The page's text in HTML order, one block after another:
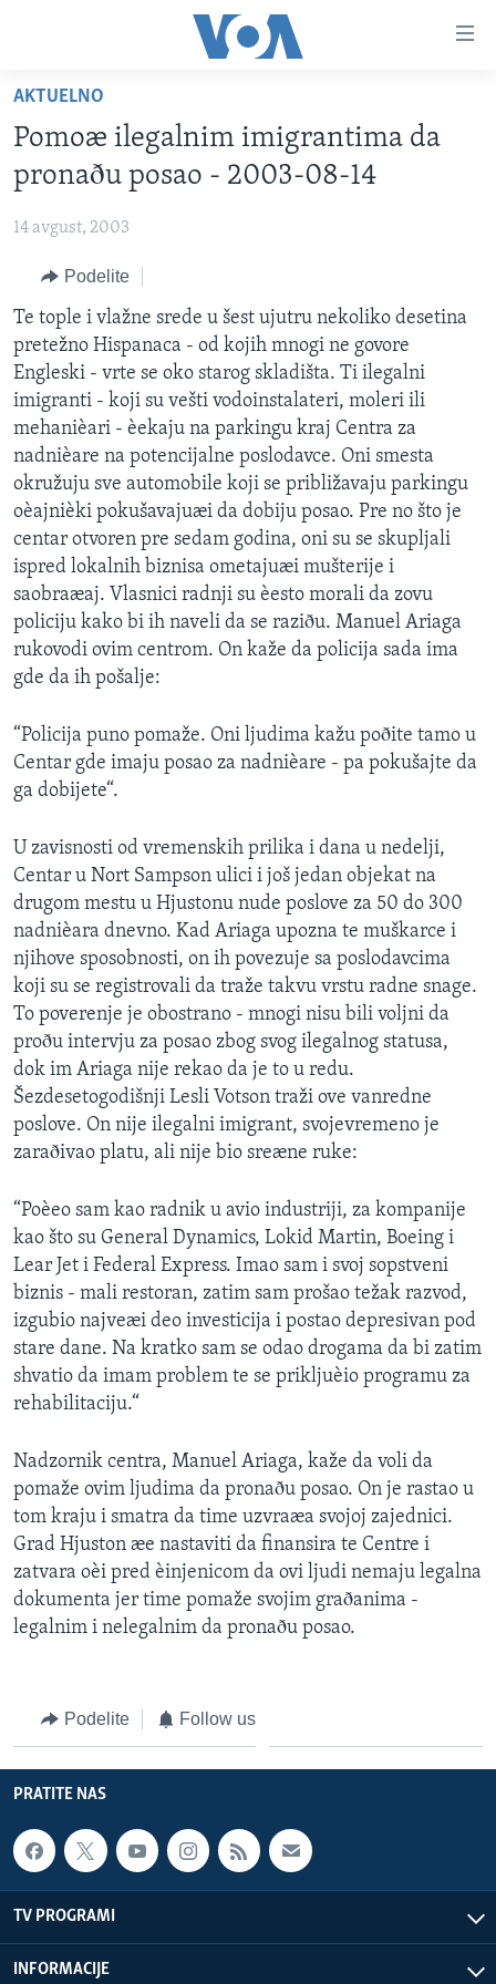
glavni
sadržaj
na
glavnu
navigaciju
pretragu
BALKAN
GLOBALNE TEME
EKONOMIJA
NAUKA I TEHNOLOGIJA
MEDICINA
KULTURA
DRUŠTVO
SPORT
INTERVJU
TV PROGRAM
OTVORENI STUDIO
IZ AMERIKE
PRATITE NAS
Jezici
AKTUELNO
Pomoæ ilegalnim imigrantima da
pronaðu posao - 2003-08-14
14 avgust, 2003
Podelite
Te tople i vlažne srede u šest ujutru nekoliko desetina
pretežno Hispanaca - od kojih mnogi ne govore
Engleski - vrte se oko starog skladišta. Ti ilegalni
imigranti - koji su vešti vodoinstalateri, moleri ili
mehanièari - èekaju na parkingu kraj Centra za
nadnièare na potencijalne poslodavce. Oni smesta
okružuju sve automobile koji se približavaju parkingu
oèajnièki pokušavajuæi da dobiju posao. Pre no što je
centar otvoren pre sedam godina, oni su se skupljali
ispred lokalnih biznisa ometajuæi mušterije i
saobraæaj. Vlasnici radnji su èesto morali da zovu
policiju kako bi ih naveli da se raziðu. Manuel Ariaga
rukovodi ovim centrom. On kaže da policija sada ima
gde da ih pošalje:
“Policija puno pomaže. Oni ljudima kažu poðite tamo u
Centar gde imaju posao za nadnièare - pa pokušajte da
ga dobijete“.
U zavisnosti od vremenskih prilika i dana u nedelji,
Centar u Nort Sampson ulici i još jedan objekat na
drugom mestu u Hjustonu nude poslove za 50 do 300
nadnièara dnevno. Kad Ariaga upozna te muškarce i
njihove sposobnosti, on ih povezuje sa poslodavcima
koji su se registrovali da traže takvu vrstu radne snage.
To poverenje je obostrano - mnogi nisu bili voljni da
proðu intervju za posao zbog svog ilegalnog statusa,
dok im Ariaga nije rekao da je to u redu.
Šezdesetogodišnji Lesli Votson traži ove vanredne
poslove. On nije ilegalni imigrant, svojevremeno je
zaraðivao platu, ali nije bio sreæne ruke:
“Poèeo sam kao radnik u avio industriji, za kompanije
kao što su General Dynamics, Lokid Martin, Boeing i
Lear Jet i Federal Express. Imao sam i svoj sopstveni
biznis - mali restoran, zatim sam prošao težak razvod,
izgubio najveæi deo investicija i postao depresivan pod
stare dane. Na kratko sam se odao drogama da bi zatim
shvatio da imam problem te se prikljuèio programu za
rehabilitaciju.“
Nadzornik centra, Manuel Ariaga, kaže da voli da
pomaže ovim ljudima da pronaðu posao. On je rastao u
tom kraju i smatra da time uzvraæa svojoj zajednici.
Grad Hjuston æe nastaviti da finansira te Centre i
zatvara oèi pred èinjenicom da ovi ljudi nemaju legalna
dokumenta jer time pomaže svojim graðanima -
legalnim i nelegalnim da pronaðu posao.
Podelite Follow us
PRATITE NAS
TV PROGRAMI
INFORMACIJE